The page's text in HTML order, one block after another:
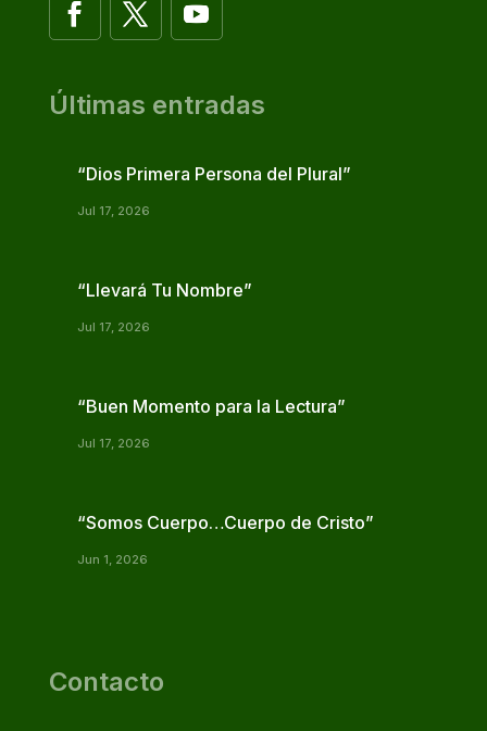
Últimas entradas
“Dios Primera Persona del Plural”
Jul 17, 2026
“Llevará Tu Nombre”
Jul 17, 2026
“Buen Momento para la Lectura”
Jul 17, 2026
“Somos Cuerpo…Cuerpo de Cristo”
Jun 1, 2026
Contacto